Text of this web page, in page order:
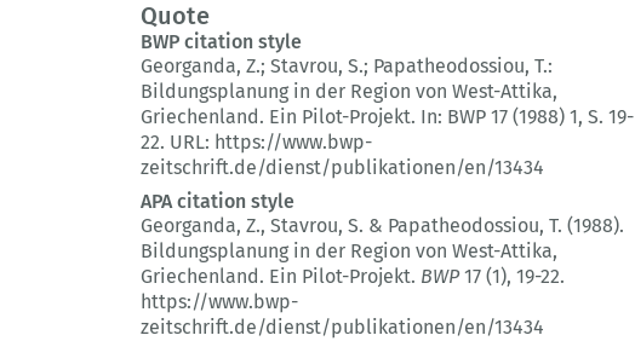
Quote
BWP citation style
Georganda, Z.; Stavrou, S.; Papatheodossiou, T.:
Bildungsplanung in der Region von West-Attika,
Griechenland. Ein Pilot-Projekt. In: BWP 17 (1988) 1, S. 19-
22. URL: https://www.bwp-
zeitschrift.de/dienst/publikationen/en/13434
APA citation style
Georganda, Z., Stavrou, S. & Papatheodossiou, T. (1988).
Bildungsplanung in der Region von West-Attika,
Griechenland. Ein Pilot-Projekt. BWP17 (1), 19-22.
https://www.bwp-
zeitschrift.de/dienst/publikationen/en/13434